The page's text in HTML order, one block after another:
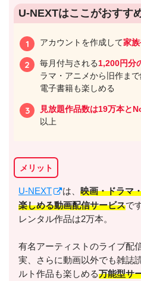
U-NEXTはここがおすす
アカウントを作成して家
毎月付与される1,200円分
ラマ・アニメから旧作ま
電子書籍も楽しめる
見放題作品数は19万本と
以上
メリット
U-NEXT は、 映画・ドラマ
楽しめる動画配信サービスで
レンタル作品は2万本。
有名アーティストのライブ配
実、さらに動画以外でも雑誌
ルト作品も楽しめる万能型サ